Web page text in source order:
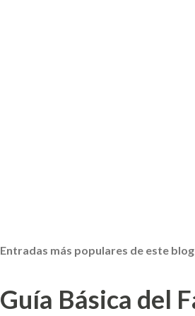
Entradas más populares de este blog
Guía Básica del